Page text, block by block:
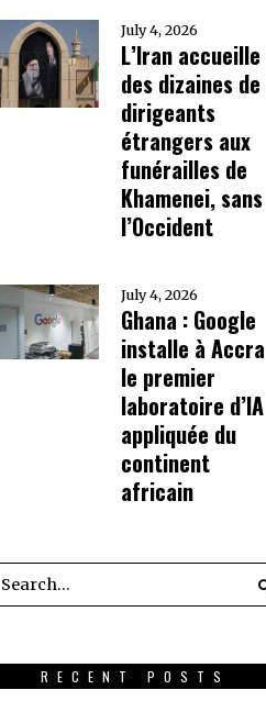
July 4, 2026
L’Iran accueille
des dizaines de
dirigeants
étrangers aux
funérailles de
Khamenei, sans
l’Occident
July 4, 2026
Ghana : Google
installe à Accra
le premier
laboratoire d’IA
appliquée du
continent
africain
RECENT POSTS